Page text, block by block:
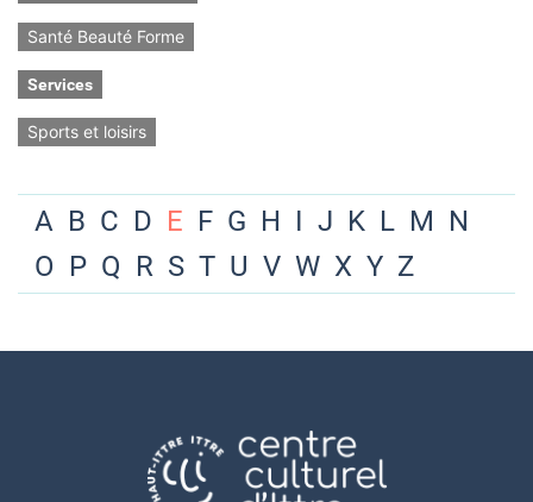
Santé Beauté Forme
Services
Sports et loisirs
A B C D E F G H I J K L M N
O P Q R S T U V W X Y Z